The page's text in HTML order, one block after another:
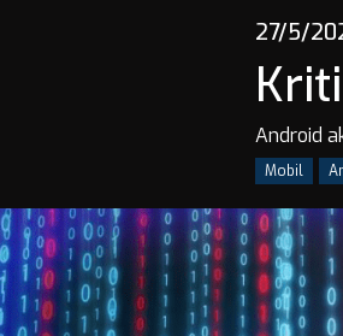
27/5/
Android
Mobil